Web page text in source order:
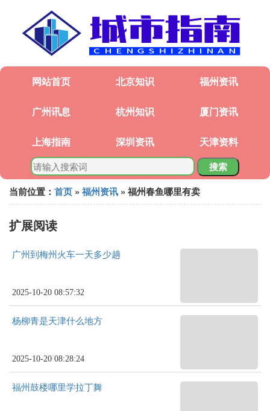
网站首页 北京知识 福州资讯
广州讯息 杭州知识 厦门资讯
上海指南 深圳资讯 天津资料
搜索
当前位置： 首页 » 福州资讯 » 福州春鱼哪里有卖
扩展阅读
广州到梅州火车一天多少趟
2025-10-20 08:57:32
杨柳青是天津什么地方
2025-10-20 08:28:24
福州鼓楼哪里学拉丁舞